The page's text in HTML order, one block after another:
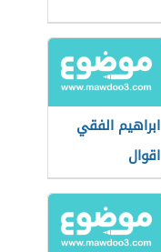
ابراهيم الفقي
اقوال